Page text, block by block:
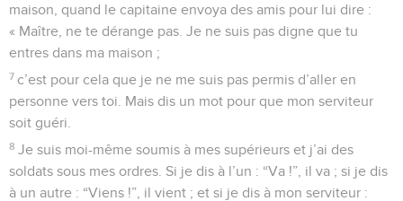
maison, quand le capitaine envoya des amis pour lui dire :
« Maître, ne te dérange pas. Je ne suis pas digne que tu
entres dans ma maison ;
7 c’est pour cela que je ne me suis pas permis d’aller en
personne vers toi. Mais dis un mot pour que mon serviteur
soit guéri.
8 Je suis moi-même soumis à mes supérieurs et j’ai des
soldats sous mes ordres. Si je dis à l’un : “Va !”, il va ; si je dis
à un autre : “Viens !”, il vient ; et si je dis à mon serviteur :